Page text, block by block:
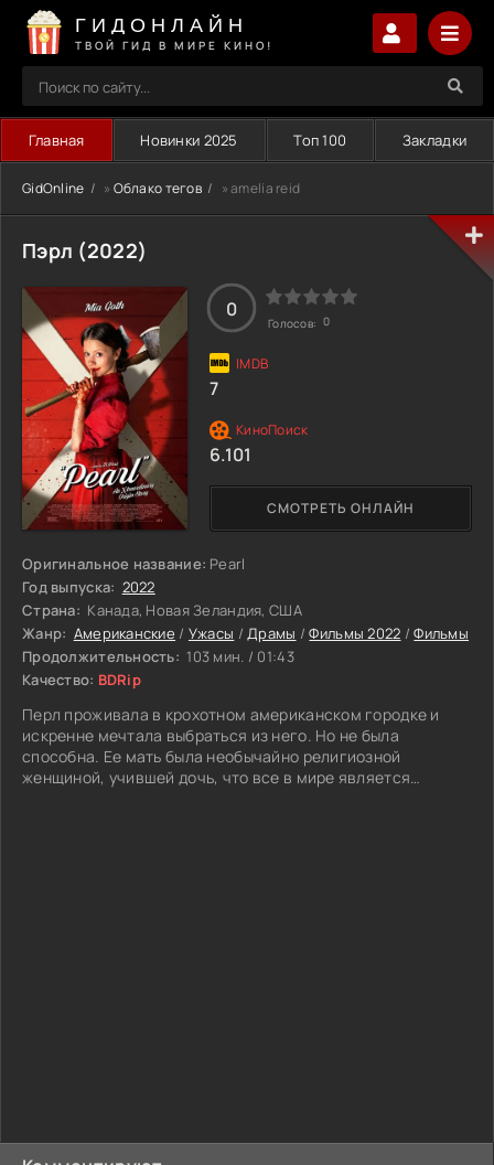
ГИДОНЛАЙН
ТВОЙ ГИД В МИРЕ КИНО!
Главная Новинки 2025 Топ 100 Закладки
GidOnline » Облако тегов » amelia reid
Пэрл (2022)
Оригинальное название: Pearl
Год выпуска: 2022
Страна: Канада, Новая Зеландия, США
Жанр: Американские / Ужасы /Драмы /Фильмы 2022 /Фильмы
Продолжительность: 103 мин. / 01:43
Качество: BDRip
Перл проживала в крохотном американском городке и
искренне мечтала выбраться из него. Но не была
способна. Ее мать была необычайно религиозной
женщиной, учившей дочь, что все в мире является
считавшие ее глупенькой и наивной девочкой, не
СМОТРЕТЬ ОНЛАЙН
0
Голосов: 0
7
6.101